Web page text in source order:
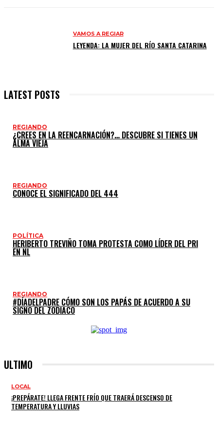
VAMOS A REGIAR
LEYENDA: LA MUJER DEL RÍO SANTA CATARINA
LATEST POSTS
REGIANDO
¿CREES EN LA REENCARNACIÓN?… DESCUBRE SI TIENES UN
ALMA VIEJA
REGIANDO
CONOCE EL SIGNIFICADO DEL 444
POLÍTICA
HERIBERTO TREVIÑO TOMA PROTESTA COMO LÍDER DEL PRI
EN NL
REGIANDO
#DÍADELPADRE CÓMO SON LOS PAPÁS DE ACUERDO A SU
SIGNO DEL ZODIACO
ULTIMO
LOCAL
¡PREPÁRATE! LLEGA FRENTE FRÍO QUE TRAERÁ DESCENSO DE
TEMPERATURA Y LLUVIAS